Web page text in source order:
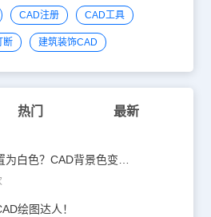
<0.0>: 拖动圆上一点，单击定义范围或
位置<退出>: 拖动点取索引引出线的转
退出>:点取插入索引号圆圈的圆心，退
辑好标注内容及其形式后，按命令行提
向双击索引标注对象可进入对象编辑对
浩辰CAD给排水软件中关于CAD标注
费下载安装正版国产CAD制图软件，
内容请持续关注浩辰CAD软件官网教程
CAD注册 CAD工具
断 建筑装饰CAD
热门 最新
CAD背景色如何设置为白色？CAD背景色变白实操指南
绘图达人！